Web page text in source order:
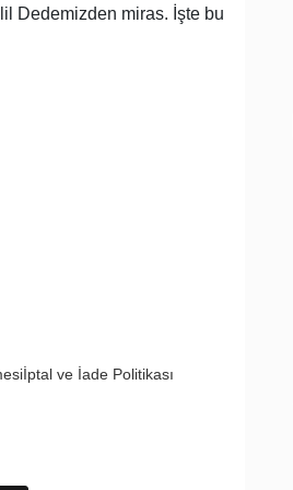
Dedemizden miras. İşte bu
İptal ve İade Politikası